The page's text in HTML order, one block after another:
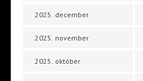
2025. december
2025. november
2025. október